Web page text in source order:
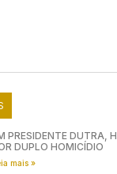
PRESIDENTE DUTRA,
DUPLO HOMICÍDIO
mais »